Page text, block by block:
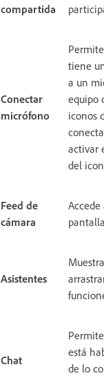
compartida
Conectar
micrófono
tiene
a un
equipo
iconos
activar
del
Feed de
cámara
Asistentes
Chat
está
de lo